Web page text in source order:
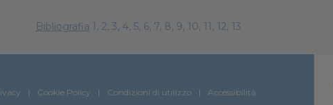
Bibliografia 1, 2, 3, 4, 5, 6, 7, 8, 9, 10, 11, 12, 13
Cookie Policy Condizioni di utilizzo Accessibilità